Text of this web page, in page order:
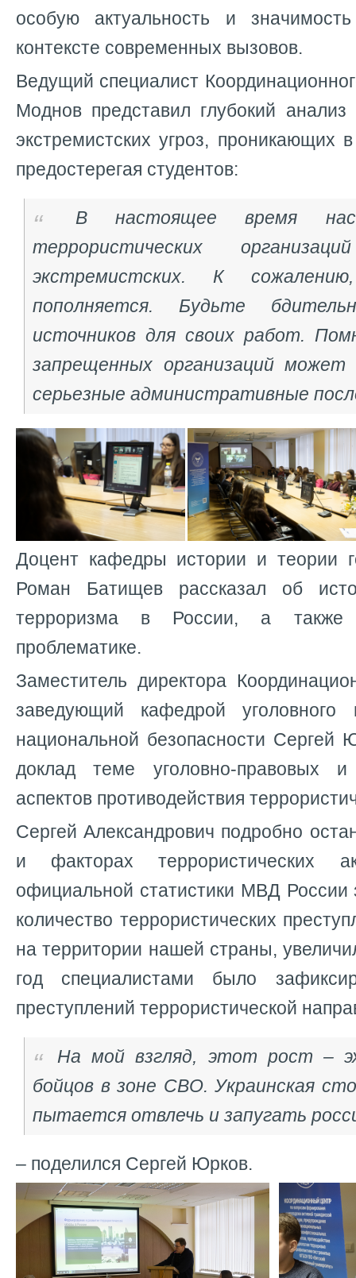
особую актуальность и
контексте современных вызовов.
Ведущий специалист
Моднов представил глубокий анализ
экстремистских угроз, проникающих
предостерегая студентов:
В настоящее время
террористических
экстремистских. К
пополняется. Будьте
источников для своих работ.
запрещенных организаций может
серьезные административные
Доцент кафедры истории и теории
Роман Батищев рассказал об
терроризма в России, а также
проблематике.
Заместитель директора
заведующий кафедрой
национальной безопасности Сергей
доклад теме уголовно-правовых и
аспектов противодействия
Сергей Александрович подробно
и факторах террористических
официальной статистики МВД России
количество террористических
на территории нашей страны,
год специалистами было
преступлений террористической
На мой взгляд, этот рост –
бойцов в зоне СВО. Украинская
пытается отвлечь и запугать
– поделился Сергей Юрков.